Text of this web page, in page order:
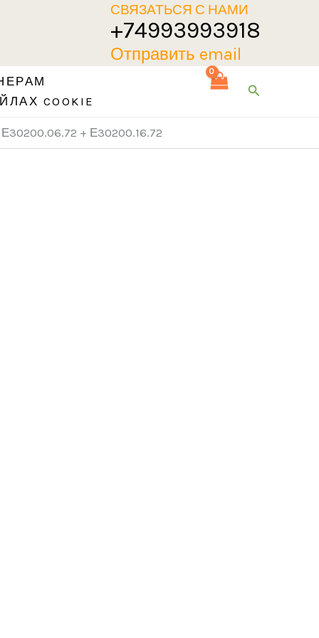
СВЯЗАТЬСЯ С НАМИ
+74993993918
Отправить email
COOKIE
Поиск
Е30200.06.72 + Е30200.16.72